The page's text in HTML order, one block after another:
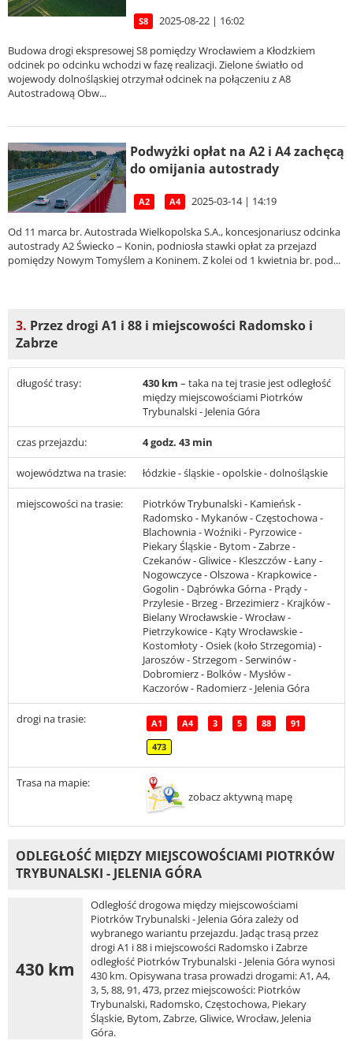
S8 2025-08-22 | 16:02
Budowa drogi ekspresowej S8 pomiędzy Wrocławiem a Kłodzkiem
odcinek po odcinku wchodzi w fazę realizacji. Zielone światło od
wojewody dolnośląskiej otrzymał odcinek na połączeniu z A8
Autostradową Obw...
Podwyżki opłat na A2 i A4 zachęcą
do omijania autostrady
A2 A4 2025-03-14 | 14:19
Od 11 marca br. Autostrada Wielkopolska S.A., koncesjonariusz odcinka
autostrady A2 Świecko – Konin, podniosła stawki opłat za przejazd
pomiędzy Nowym Tomyślem a Koninem. Z kolei od 1 kwietnia br. pod...
3. Przez drogi A1 i 88 i miejscowości Radomsko i
Zabrze
długość trasy: 430 km – taka na tej trasie jest odległość
między miejscowościami Piotrków
Trybunalski - Jelenia Góra
czas przejazdu: 4 godz. 43 min
województwa na trasie: łódzkie - śląskie - opolskie - dolnośląskie
miejscowości na trasie:
Piotrków Trybunalski - Kamieńsk -
Radomsko - Mykanów - Częstochowa -
Blachownia - Woźniki - Pyrzowice -
Piekary Śląskie - Bytom - Zabrze -
Czekanów - Gliwice - Kleszczów - Łany -
Nogowczyce - Olszowa - Krapkowice -
Gogolin - Dąbrówka Górna - Prądy -
Przylesie - Brzeg - Brzezimierz - Krajków -
Bielany Wrocławskie - Wrocław -
Pietrzykowice - Kąty Wrocławskie -
Kostomłoty - Osiek (koło Strzegomia) -
Jaroszów - Strzegom - Serwinów -
Dobromierz - Bolków - Mysłów -
Kaczorów - Radomierz - Jelenia Góra
drogi na trasie: A1 A4 3 5 88 91
473
Trasa na mapie:
zobacz aktywną mapę
ODLEGŁOŚĆ MIĘDZY MIEJSCOWOŚCIAMI PIOTRKÓW
TRYBUNALSKI - JELENIA GÓRA
430 km
Odległość drogowa między miejscowościami
Piotrków Trybunalski - Jelenia Góra zależy od
wybranego wariantu przejazdu. Jadąc trasą przez
drogi A1 i 88 i miejscowości Radomsko i Zabrze
odległość Piotrków Trybunalski - Jelenia Góra wynosi
430 km. Opisywana trasa prowadzi drogami: A1, A4,
3, 5, 88, 91, 473, przez miejscowości: Piotrków
Trybunalski, Radomsko, Częstochowa, Piekary
Śląskie, Bytom, Zabrze, Gliwice, Wrocław, Jelenia
Góra.